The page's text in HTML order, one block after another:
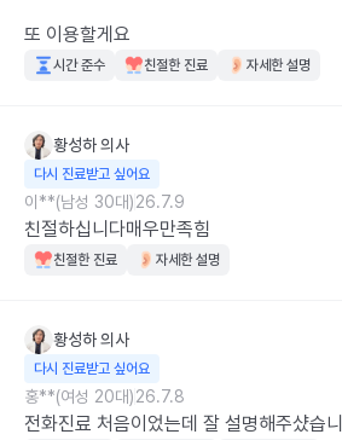
또 이용할게요
시간 준수 친절한 진료 자세한 설명
황성하의사
다시 진료받고 싶어요
이**(남성 30대)26.7.9
친절하십니다매우만족힘
친절한 진료 자세한 설명
황성하의사
다시 진료받고 싶어요
홍**(여성 20대)26.7.8
전화진료 처음이었는데 잘 설명해주샸습